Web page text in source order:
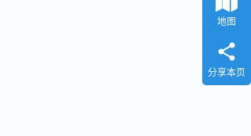
地图
分享本页